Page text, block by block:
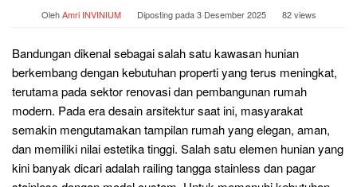
OlehAmri INVINIUM Diposting pada3 Desember 2025 82 views
Bandungan dikenal sebagai salah satu kawasan hunian
berkembang dengan kebutuhan properti yang terus meningkat,
terutama pada sektor renovasi dan pembangunan rumah
modern. Pada era desain arsitektur saat ini, masyarakat
semakin mengutamakan tampilan rumah yang elegan, aman,
dan memiliki nilai estetika tinggi. Salah satu elemen hunian yang
kini banyak dicari adalah railing tangga stainless dan pagar